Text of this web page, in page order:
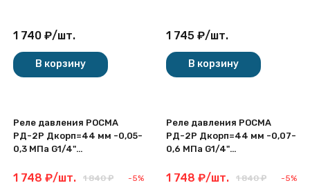
1 740 ₽/шт.
В корзину
1 745 ₽/шт.
В корзину
Реле давления РОСМА
РД-2Р Дкорп=44 мм -0,05-
0,3 МПа G1/4"
1 748 ₽/шт. 1 840 ₽ -5%
Реле давления РОСМА
РД-2Р Дкорп=44 мм -0,07-
0,6 МПа G1/4"
1 748 ₽/шт. 1 840 ₽ -5%